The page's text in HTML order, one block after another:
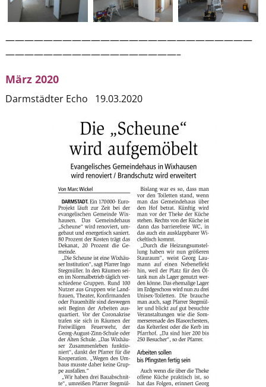
——————————————————————————
——————————————————–
März 2020
Darmstädter Echo 19.03.2020